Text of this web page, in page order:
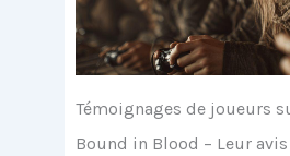
Témoignages de joueurs
Bound in Blood – Leur